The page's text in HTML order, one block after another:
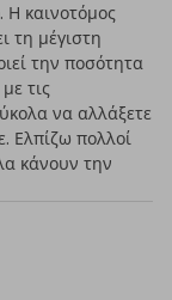
Η καινοτόμος
τη μέγιστη
την ποσότητα
τις
να αλλάξετε
Ελπίζω πολλοί
κάνουν την